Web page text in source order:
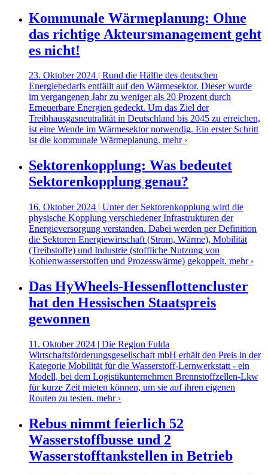
Kommunale Wärmeplanung: Ohne
das richtige Akteursmanagement geht
es nicht!
23. Oktober 2024 | Rund die Hälfte des deutschen
Energiebedarfs entfällt auf den Wärmesektor. Dieser wurde
im vergangenen Jahr zu weniger als 20 Prozent durch
Erneuerbare Energien gedeckt. Um das Ziel der
Treibhausgasneutralität in Deutschland bis 2045 zu erreichen,
ist eine Wende im Wärmesektor notwendig. Ein erster Schritt
ist die kommunale Wärmeplanung. mehr ›
Sektorenkopplung: Was bedeutet
Sektorenkopplung genau?
16. Oktober 2024 | Unter der Sektorenkopplung wird die
physische Kopplung verschiedener Infrastrukturen der
Energieversorgung verstanden. Dabei werden per Definition
die Sektoren Energiewirtschaft (Strom, Wärme), Mobilität
(Treibstoffe) und Industrie (stoffliche Nutzung von
Kohlenwasserstoffen und Prozesswärme) gekoppelt. mehr ›
Das HyWheels-Hessenflottencluster
hat den Hessischen Staatspreis
gewonnen
11. Oktober 2024 | Die Region Fulda
Wirtschaftsförderungsgesellschaft mbH erhält den Preis in der
Kategorie Mobilität für die Wasserstoff-Lernwerkstatt - ein
Modell, bei dem Logistikunternehmen Brennstoffzellen-Lkw
für kurze Zeit mieten können, um sie auf ihren eigenen
Routen zu testen. mehr ›
Rebus nimmt feierlich 52
Wasserstoffbusse und 2
Wasserstofftankstellen in Betrieb